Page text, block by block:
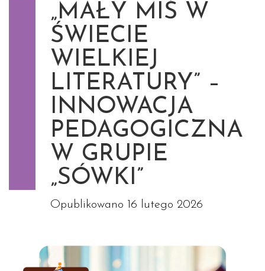
„MAŁY MIŚ W
ŚWIECIE
WIELKIEJ
LITERATURY” –
INNOWACJA
PEDAGOGICZNA
W GRUPIE
„SÓWKI”
Opublikowano 16 lutego 2026